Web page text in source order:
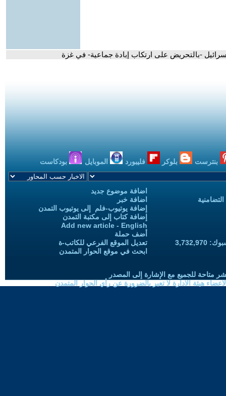
-بالتحريض على ارتكاب إبادة جماعية- في غزة
بنترست بلوكر فليبورد الموبايل بودكاست
اضافة موضوع جديد
اضافة خبر
إضافة يوتيوب-فلم إلى يوتيوب التمدن
إضافة كتاب إلى مكتبة التمدن
Add new article - English
أضف حملة
تعديل الموقع الفرعي للكاتب-ة
ابحث في موقع الحوار المتمدن
متاحة للجميع مع الإشارة إلى المصدر
هيئة الادارة لا تعبر بالضرورة عن رأي الحوار المتمدن